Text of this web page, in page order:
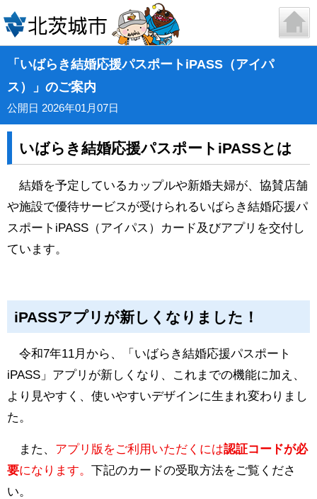
「いばらき結婚応援パスポートiPASS（アイパ
ス）」のご案内
公開日 2026年01月07日
いばらき結婚応援パスポートiPASSとは
結婚を予定しているカップルや新婚夫婦が、協賛店舗
や施設で優待サービスが受けられるいばらき結婚応援パ
スポートiPASS（アイパス）カード及びアプリを交付し
ています。
iPASSアプリが新しくなりました！
令和7年11月から、「いばらき結婚応援パスポート
iPASS」アプリが新しくなり、これまでの機能に加え、
より見やすく、使いやすいデザインに生まれ変わりまし
た。
また、 アプリ版をご利用いただくには認証コードが必
要になります。 下記のカードの受取方法をご覧くださ
い。